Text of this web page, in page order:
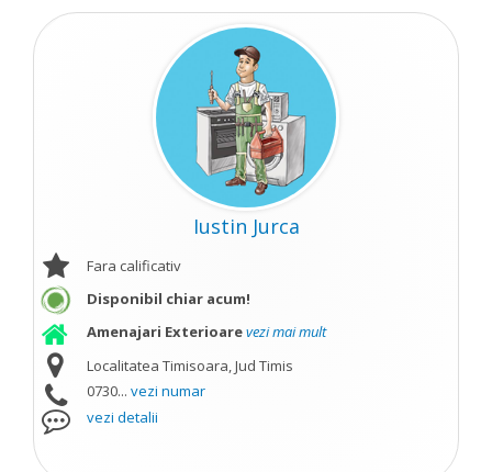
Iustin Jurca
Fara calificativ
Disponibil chiar acum!
Amenajari Exterioarevezi mai mult
Localitatea Timisoara, Jud Timis
0730... vezi numar
vezi detalii